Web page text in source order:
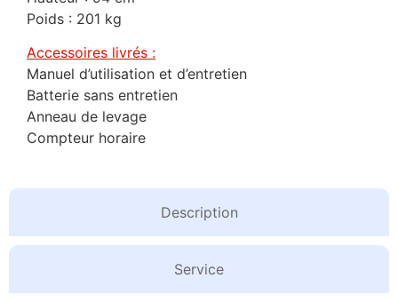
Description
Service
Poids : 201 kg
Accessoires livrés :
Manuel d’utilisation et d’entretien
Batterie sans entretien
Anneau de levage
Compteur horaire